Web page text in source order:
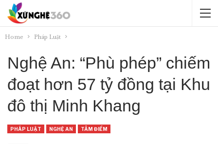
Home Pháp Luật
Nghệ An: “Phù phép” chiếm
đoạt hơn 57 tỷ đồng tại Khu
đô thị Minh Khang
PHÁP LUẬT NGHỆ AN TÂM ĐIỂM